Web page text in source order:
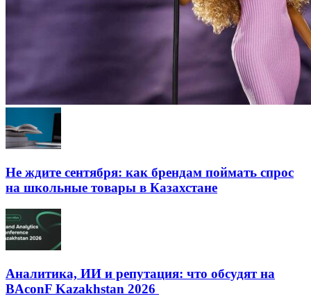
Не ждите сентября: как брендам поймать спрос
на школьные товары в Казахстане
Аналитика, ИИ и репутация: что обсудят на
BAconF Kazakhstan 2026